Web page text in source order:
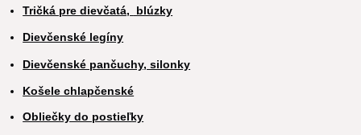
Tričká pre dievčatá, blúzky
Dievčenské legíny
Dievčenské pančuchy, silonky
Košele chlapčenské
Obliečky do postieľky